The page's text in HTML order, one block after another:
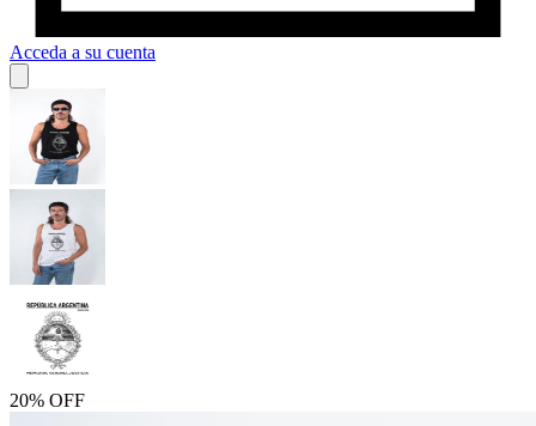
Acceda a su cuenta
20% OFF